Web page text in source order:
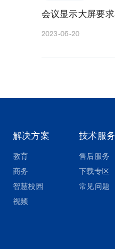
会议显示大屏要
2023-06-20
解决方案
教育
商务
智慧校园
视频
技术服务
售后服务
下载专区
常见问题